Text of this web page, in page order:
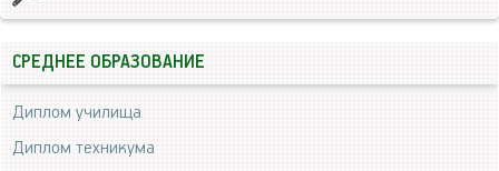
СРЕДНЕЕ ОБРАЗОВАНИЕ
Диплом училища
Диплом техникума